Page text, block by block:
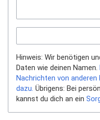
Hinweis: Wir benötigen
Daten wie deinen Namen.
Nachrichten von
dazu. Übrigens: Bei
kannst du dich an ein